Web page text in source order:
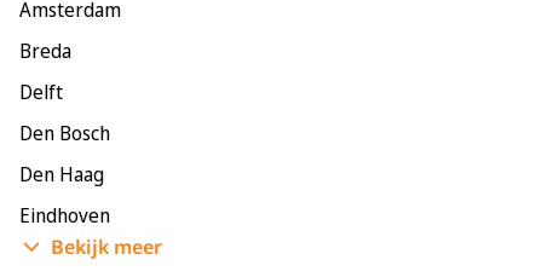
Amsterdam
Breda
Delft
Den Bosch
Den Haag
Eindhoven
Enschede
Bekijk meer